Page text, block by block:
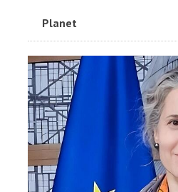
Planet